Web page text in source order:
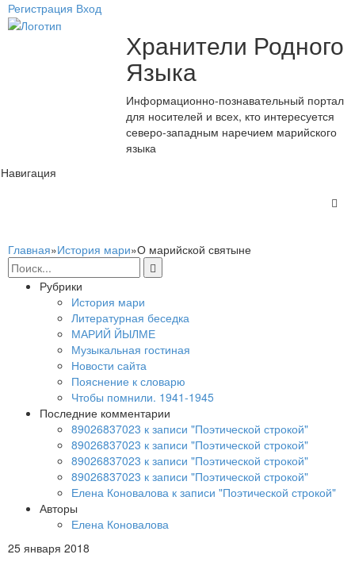
Регистрация Вход
Хранители Родного
Языка
Информационно-познавательный портал
для носителей и всех, кто интересуется
северо-западным наречием марийского
языка
Навигация
Главная»История мари»О марийской святыне
Рубрики
История мари
Литературная беседка
МАРИЙ ЙЫЛМЕ
Музыкальная гостиная
Новости сайта
Пояснение к словарю
Чтобы помнили. 1941-1945
Последние комментарии
89026837023 к записи "Поэтической строкой"
89026837023 к записи "Поэтической строкой"
89026837023 к записи "Поэтической строкой"
89026837023 к записи "Поэтической строкой"
Елена Коновалова к записи "Поэтической строкой"
Авторы
Елена Коновалова
25 января 2018